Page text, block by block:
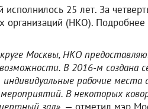
25 лет. За
(НКО). Подробнее
Москвы, НКО
В 2016-м создана
рабочие места
В некоторых
зал», — отметил мэр